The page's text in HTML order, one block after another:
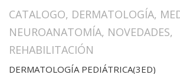
CATALOGO, DERMATOLOGÍA,
NEUROANATOMÍA, NOVEDADES,
REHABILITACIÓN
DERMATOLOGÍA PEDIÁTRICA(3ED)